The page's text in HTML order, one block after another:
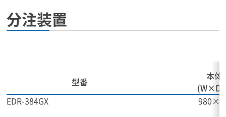
分注装置
型番
本体
EDR-384GX